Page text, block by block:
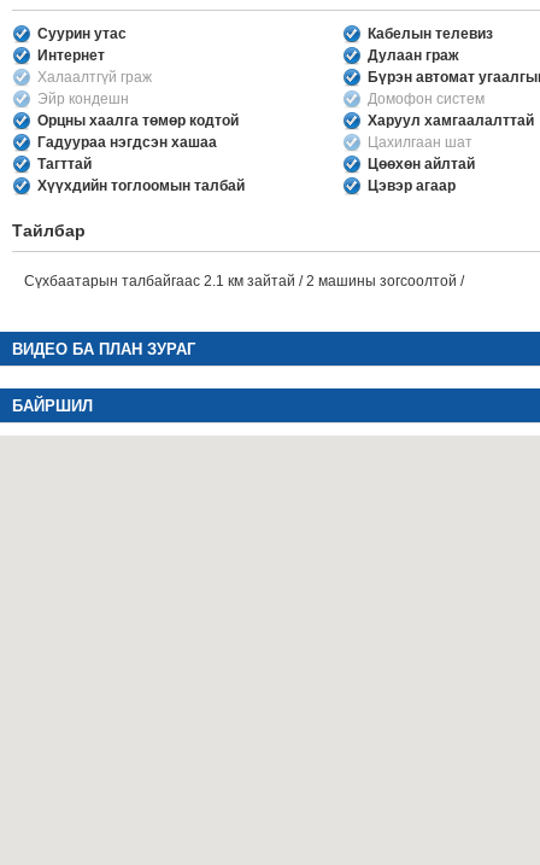
Суурин утас
Кабелын телевиз
Интернет
Дулаан граж
Халаалтгүй граж
Бүрэн автомат
Эйр кондешн
Домофон систем
Орцны хаалга төмөр кодтой
Харуул хамгаалалттай
Гадуураа нэгдсэн хашаа
Цахилгаан шат
Тагттай
Цөөхөн айлтай
Хүүхдийн тоглоомын талбай
Цэвэр агаар
Тайлбар
Сүхбаатарын талбайгаас 2.1 км зайтай / 2 машины зогсоолтой /
ВИДЕО БА ПЛАН ЗУРАГ
БАЙРШИЛ